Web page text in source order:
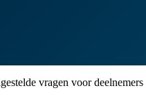
vragen voor